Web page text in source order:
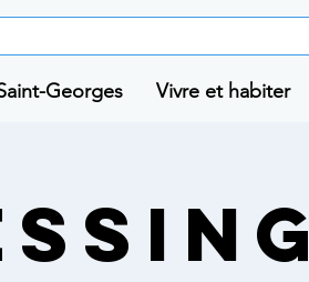
Georges Vivre et habiter